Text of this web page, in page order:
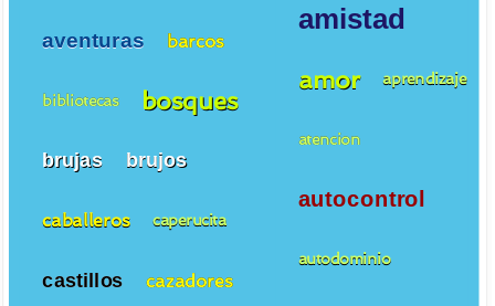
amistad
amor aprendizaje
atencion
autocontrol
autodominio
aventuras barcos
bibliotecas bosques
brujas brujos
caballeros caperucita
castillos cazadores